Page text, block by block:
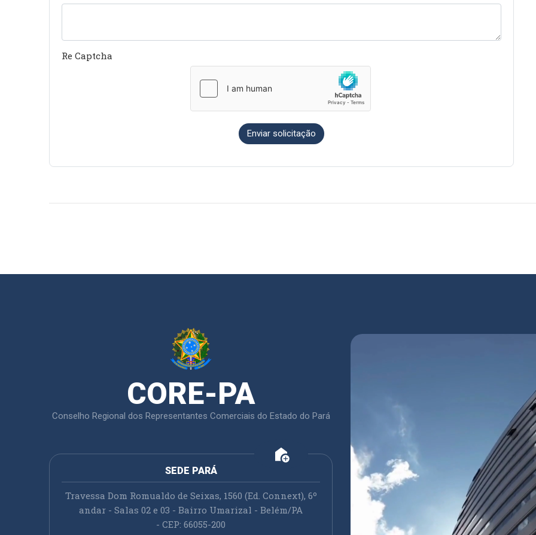
Re Captcha
Enviar solicitação
CORE-PA
Conselho Regional dos Representantes Comerciais do Estado do Pará
add_home
SEDE PARÁ
Travessa Dom Romualdo de Seixas, 1560 (Ed. Connext), 6º
andar - Salas 02 e 03 - Bairro Umarizal - Belém/PA
- CEP: 66055-200